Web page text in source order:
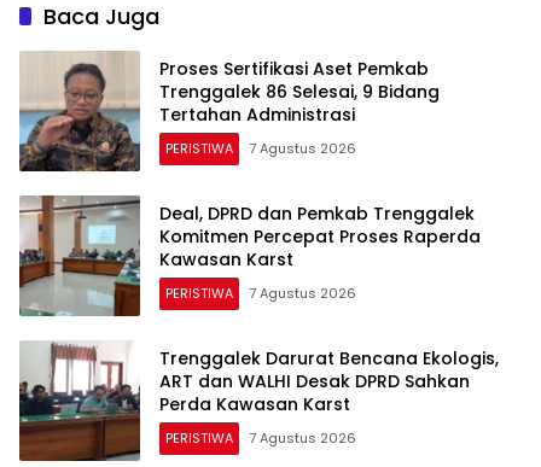
Baca Juga
Proses Sertifikasi Aset Pemkab
Trenggalek 86 Selesai, 9 Bidang
Tertahan Administrasi
PERISTIWA 7 Agustus 2026
Deal, DPRD dan Pemkab Trenggalek
Komitmen Percepat Proses Raperda
Kawasan Karst
PERISTIWA 7 Agustus 2026
Trenggalek Darurat Bencana Ekologis,
ART dan WALHI Desak DPRD Sahkan
Perda Kawasan Karst
PERISTIWA 7 Agustus 2026